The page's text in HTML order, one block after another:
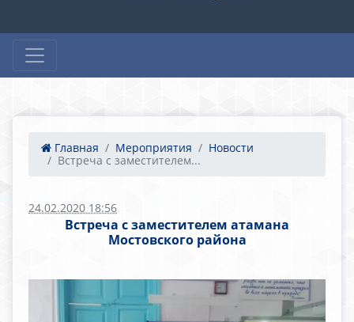
Главная Мероприятия
Новости
Встреча с заместителем...
24.02.2020 18:56
Встреча с заместителем атамана
Мостовского района